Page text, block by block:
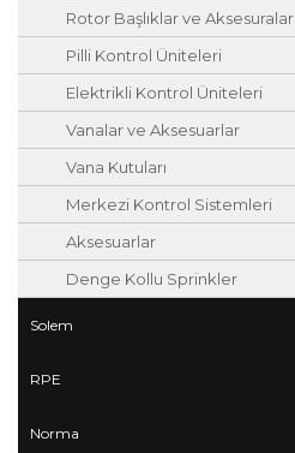
Rotor Başlıklar ve Aksesuralar
Pilli Kontrol Üniteleri
Elektrikli Kontrol Üniteleri
Vanalar ve Aksesuarlar
Vana Kutuları
Merkezi Kontrol Sistemleri
Aksesuarlar
Denge Kollu Sprinkler
Solem
RPE
Norma